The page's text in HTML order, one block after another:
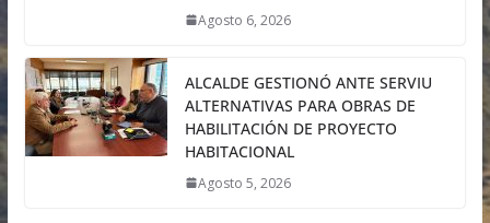
Agosto 6, 2026
ALCALDE GESTIONÓ ANTE SERVIU
ALTERNATIVAS PARA OBRAS DE
HABILITACIÓN DE PROYECTO
HABITACIONAL
Agosto 5, 2026